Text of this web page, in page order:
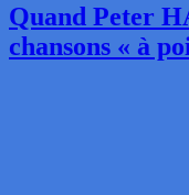
Quand Peter
chansons « à